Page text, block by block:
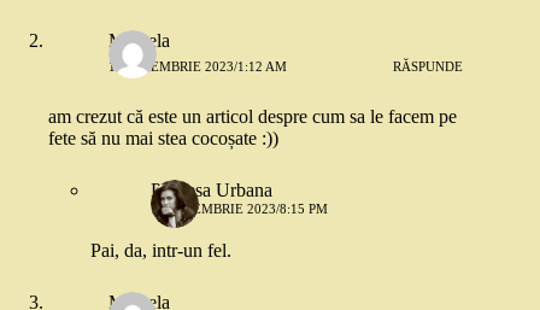
Mihaela
17 NOIEMBRIE 2023/1:12 AM RĂSPUNDE
am crezut că este un articol despre cum sa le facem pe
fete să nu mai stea cocoșate :))
Printesa Urbana
18 NOIEMBRIE 2023/8:15 PM
Pai, da, intr-un fel.
Mihaela